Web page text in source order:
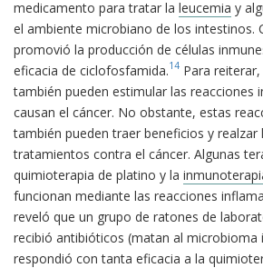
medicamento para tratar la leucemia y
el ambiente microbiano de los intestinos.
promovió la producción de células
eficacia de ciclofosfamida.14 Para
también pueden estimular las reacciones
causan el cáncer. No obstante, estas
también pueden traer beneficios y realzar
tratamientos contra el cáncer. Algunas
quimioterapia de platino y la
funcionan mediante las reacciones
reveló que un grupo de ratones de
recibió antibióticos (matan al microbioma
respondió con tanta eficacia a la